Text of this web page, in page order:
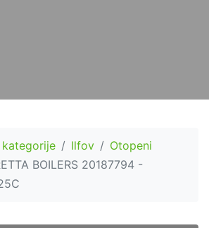
kategorije Ilfov
Otopeni
BOILERS 20187794 -